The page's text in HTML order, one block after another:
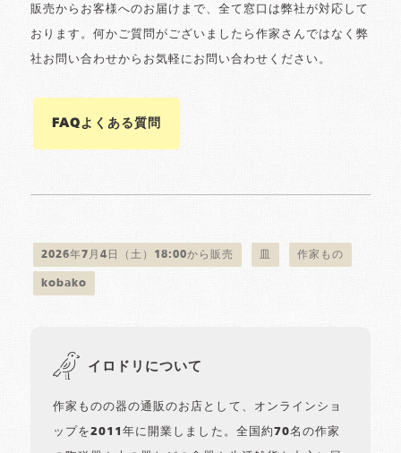
販売からお客様へのお届けまで、全て窓口は弊社が対応して
おります。何かご質問がございましたら作家さんではなく弊
社お問い合わせからお気軽にお問い合わせください。
FAQよくある質問
2026年7月4日（土）18:00から販売 作家もの
kobako
イロドリについて
作家ものの器の通販のお店として、オンラインショ
ップを2011年に開業しました。全国約70名の作家